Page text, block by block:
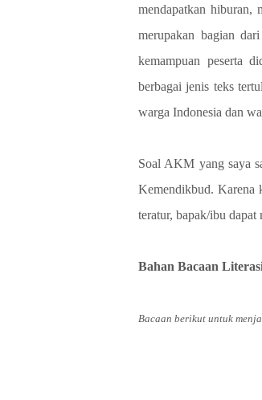
mendapatkan hiburan,
merupakan bagian
kemampuan peserta
berbagai jenis teks
warga Indonesia dan
Soal AKM yang saya
Kemendikbud. Karena
teratur, bapak/ibu
Bahan Bacaan
Bacaan berikut untuk